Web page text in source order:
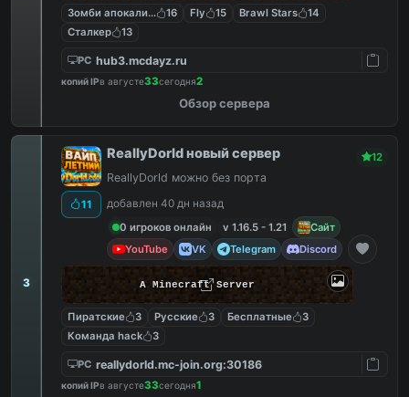
Зомби апокалипсис16 Fly 15 Brawl Stars
14
Сталкер
13
PC hub3.mcdayz.ru
копий IPв августе33сегодня2
Обзор сервера
3
11
ReallyDorld новый сервер 12
ReallyDorld можно без порта
добавлен 40 дн назад
0 игроков онлайн
v 1.16.5 - 1.21
Сайт
YouTube
VK Telegram Discord
A Minecraft Server
Пиратские 3 Русские 3 Бесплатные
3
Команда hack
3
PC reallydorld.mc-join.org:30186
копий IPв августе33сегодня1